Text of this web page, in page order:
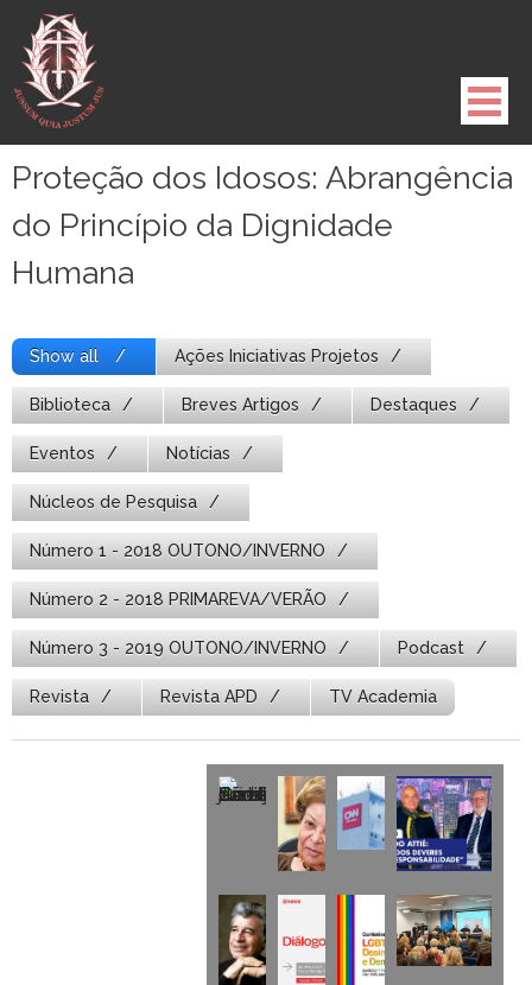
para
conteúdo
Proteção dos Idosos: Abrangência
do Princípio da Dignidade
Humana
Show all Ações Iniciativas Projetos
Biblioteca Breves Artigos Destaques
Eventos Notícias
Núcleos de Pesquisa
Número 1 - 2018 OUTONO/INVERNO
Número 2 - 2018 PRIMAREVA/VERÃO
Número 3 - 2019 OUTONO/INVERNO Podcast
Revista Revista APD TV Academia